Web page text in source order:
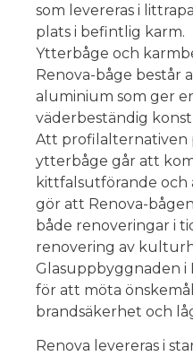
som levereras i
plats i befintlig karm.
Ytterbåge och
Renova-båge består
aluminium som ger
väderbeständig
Att profilalternativen
ytterbåge går att
kittfalsutförande
gör att Renova-
både renoveringar i
renovering av
Glasuppbyggnaden i
för att möta
brandsäkerhet och
Renova levereras i